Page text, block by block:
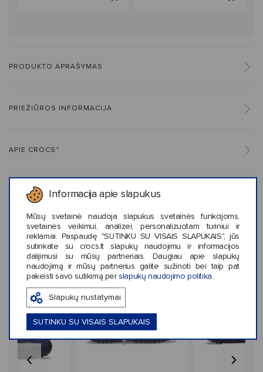
Informacija apie slapukus
Mūsų svetainė naudoja slapukus svetainės funkcijoms,
svetainės veikimui, analizei, personalizuotam turiniui ir
reklamai. Paspaudę "SUTINKU SU VISAIS SLAPUKAIS", jūs
sutinkate su crocs.lt slapukų naudojimu ir informacijos
dalijimusi su mūsų partneriais. Daugiau apie slapukų
naudojimą ir mūsų partnerius galite sužinoti bei taip pat
pakeisti savo sutikimą per slapukų naudojimo politika
Slapukų nustatymai
SUTINKU SU VISAIS SLAPUKAIS
PRODUKTO APRAŠYMAS
PRIEŽIŪROS INFORMACIJA
APIE CROCS™
KLIENTŲ ATSILIEPIMAI (0)
Panašaus stiliaus prekės
‹ ›